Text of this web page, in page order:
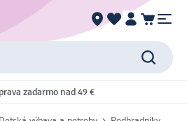
zadarmo nad 49 €